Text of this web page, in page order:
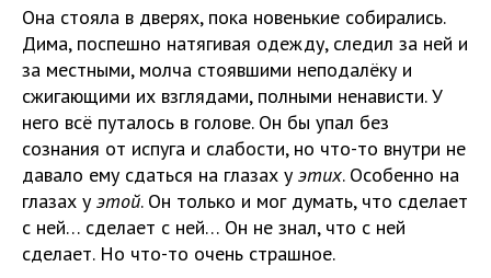
Она стояла в дверях, пока новенькие собирались.
Дима, поспешно натягивая одежду, следил за ней и
за местными, молча стоявшими неподалёку и
сжигающими их взглядами, полными ненависти. У
него всё путалось в голове. Он бы упал без
сознания от испуга и слабости, но что-то внутри не
давало ему сдаться на глазах у этих. Особенно на
глазах у этой. Он только и мог думать, что сделает
с ней… сделает с ней… Он не знал, что с ней
сделает. Но что-то очень страшное.